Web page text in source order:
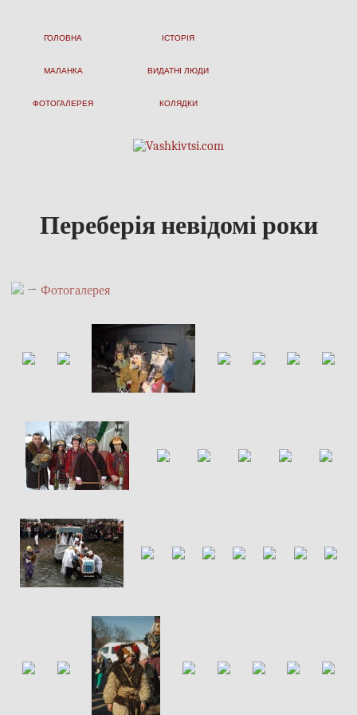
ГОЛОВНА ІСТОРІЯ
МАЛАНКА ВИДАТНІ ЛЮДИ
ФОТОГАЛЕРЕЯ КОЛЯДКИ
Переберія невідомі роки
→ Фотогалерея